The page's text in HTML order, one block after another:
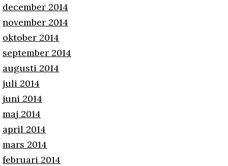
december 2014
november 2014
oktober 2014
september 2014
augusti 2014
juli 2014
juni 2014
maj 2014
april 2014
mars 2014
februari 2014